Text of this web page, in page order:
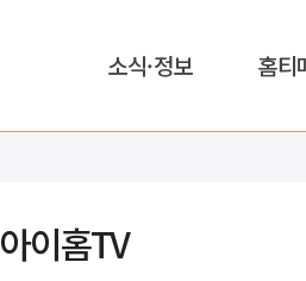
소식·정보 홈티
아이홈TV